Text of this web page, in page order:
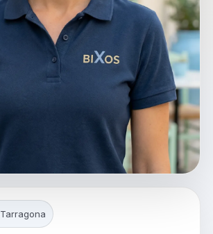
Tarragona